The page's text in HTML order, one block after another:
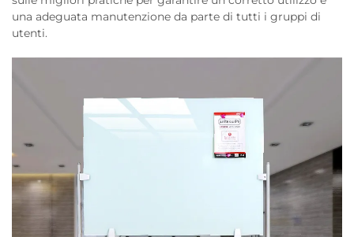
una adeguata manutenzione da parte di tutti i gruppi di
utenti.